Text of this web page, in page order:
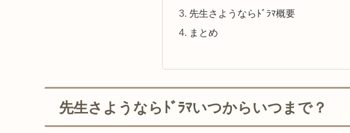
先生さようならﾄﾞﾗﾏ概要
まとめ
先生さようならﾄﾞﾗﾏいつからいつまで？